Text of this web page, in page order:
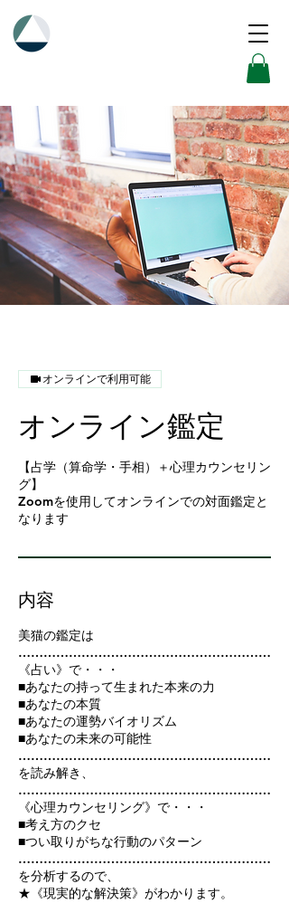
オンラインで利用可能
オンライン鑑定
【占学（算命学・手相）＋心理カウンセリン
グ】
Zoomを使用してオンラインでの対面鑑定と
なります
内容
美猫の鑑定は
……………………………………………………
《占い》で・・・
■あなたの持って生まれた本来の力
■あなたの本質
■あなたの運勢バイオリズム
■あなたの未来の可能性
……………………………………………………
を読み解き、
……………………………………………………
《心理カウンセリング》で・・・
■考え方のクセ
■つい取りがちな行動のパターン
……………………………………………………
を分析するので、
★《現実的な解決策》がわかります。